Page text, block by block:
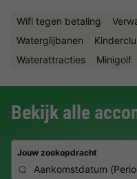
Wifi tegen betaling
Waterglijbanen
Waterattracties
Minigolf
Bekijk alle
Jouw zoekopdracht
Aankomstdatum (